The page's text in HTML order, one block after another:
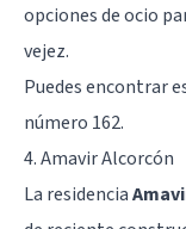
opciones de ocio
vejez.
Puedes encontrar
número 162.
4. Amavir Alcorcón
La residencia